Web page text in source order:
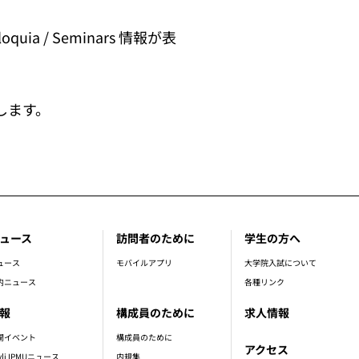
/ Seminars 情報が表
す。
ース
ース
ニュース
イベント
IPMUニュース
求人情報
訪問者のために
モバイルアプリ
構成員のために
構成員のために
内規集
学生の方へ
大学院入試について
各種リンク
アクセス